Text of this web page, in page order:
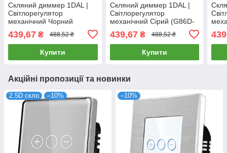
Скляний диммер 1DAL |
Світлорегулятор
механічний Чорний
439,67 ₴ 488,52 ₴
Купити
Скляний диммер 1DAL |
Світлорегулятор
механічний Сірий (G86D-
439,67₴ 488,52 ₴
Купити
Акційні пропозиції та новинки
2.5D скло –10% –10%